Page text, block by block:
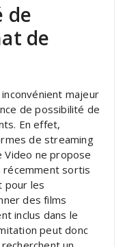
de
de
majeur
de possibilité de
En effet,
de streaming
Video ne propose
récemment sortis
pour les
des films
inclus dans le
peut donc